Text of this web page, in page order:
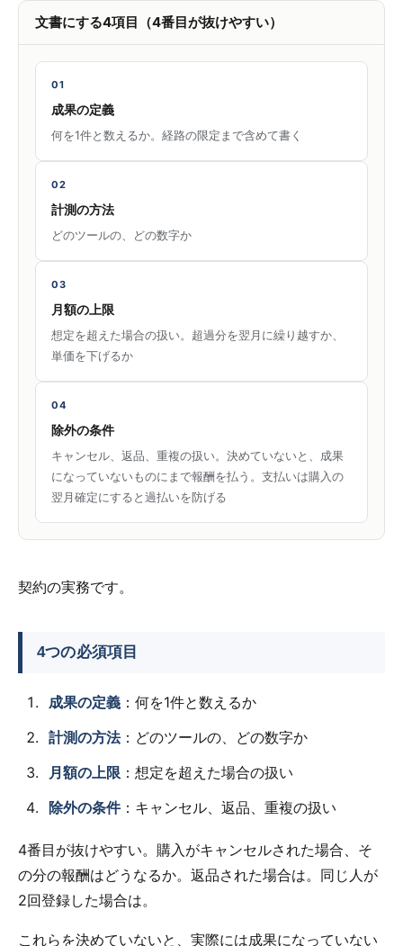
文書にする4項目（4番目が抜けやすい）
01
成果の定義
何を1件と数えるか。経路の限定まで含めて書く
02
計測の方法
どのツールの、どの数字か
03
月額の上限
想定を超えた場合の扱い。超過分を翌月に繰り越すか、
単価を下げるか
04
除外の条件
キャンセル、返品、重複の扱い。決めていないと、成果
になっていないものにまで報酬を払う。支払いは購入の
翌月確定にすると過払いを防げる
契約の実務です。
4つの必須項目
成果の定義 ：何を1件と数えるか
計測の方法：どのツールの、どの数字か
月額の上限 ：想定を超えた場合の扱い
除外の条件：キャンセル、返品、重複の扱い
4番目が抜けやすい。購入がキャンセルされた場合、そ
の分の報酬はどうなるか。返品された場合は。同じ人が
2回登録した場合は。
これらを決めていないと、実際には成果になっていない